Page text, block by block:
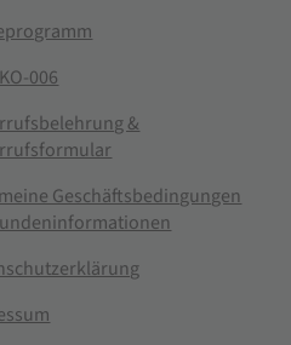
006
&
Geschäftsbedingungen